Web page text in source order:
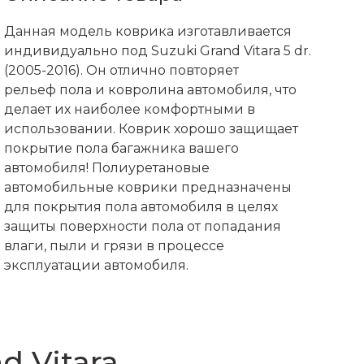
Данная модель коврика изготавливается
индивидуально под Suzuki Grand Vitara 5 dr.
(2005-2016). Он отлично повторяет
рельеф пола и ковролина автомобиля, что
делает их наиболее комфортными в
использовании. Коврик хорошо защищает
покрытие пола багажника вашего
автомобиля! Полиуретановые
автомобильные коврики предназначены
для покрытия пола автомобиля в целях
защиты поверхности пола от попадания
влаги, пыли и грязи в процессе
эксплуатации автомобиля.